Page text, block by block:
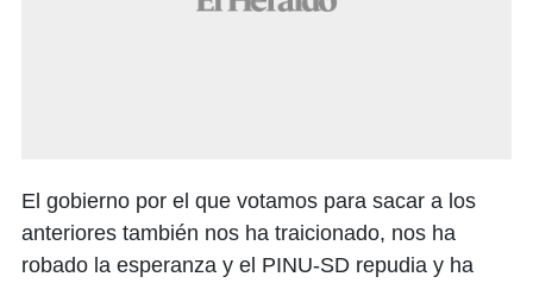
El gobierno por el que votamos para sacar a los
anteriores también nos ha traicionado, nos ha
robado la esperanza y el PINU-SD repudia y ha